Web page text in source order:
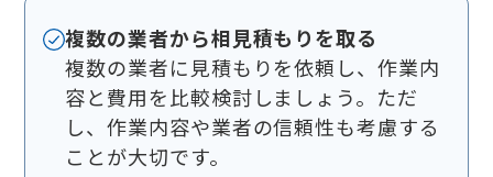
複数の業者から相見積もりを取る
複数の業者に見積もりを依頼し、作業内
容と費用を比較検討しましょう。ただ
し、作業内容や業者の信頼性も考慮する
ことが大切です。